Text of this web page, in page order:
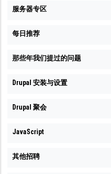
服务器专区
每日推荐
那些年我们提过的问题
Drupal 安装与设置
Drupal 聚会
JavaScript
其他招聘